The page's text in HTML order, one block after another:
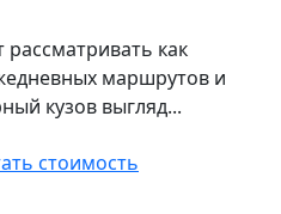
рассматривать как
маршрутов и
кузов выгляд...
стоимость